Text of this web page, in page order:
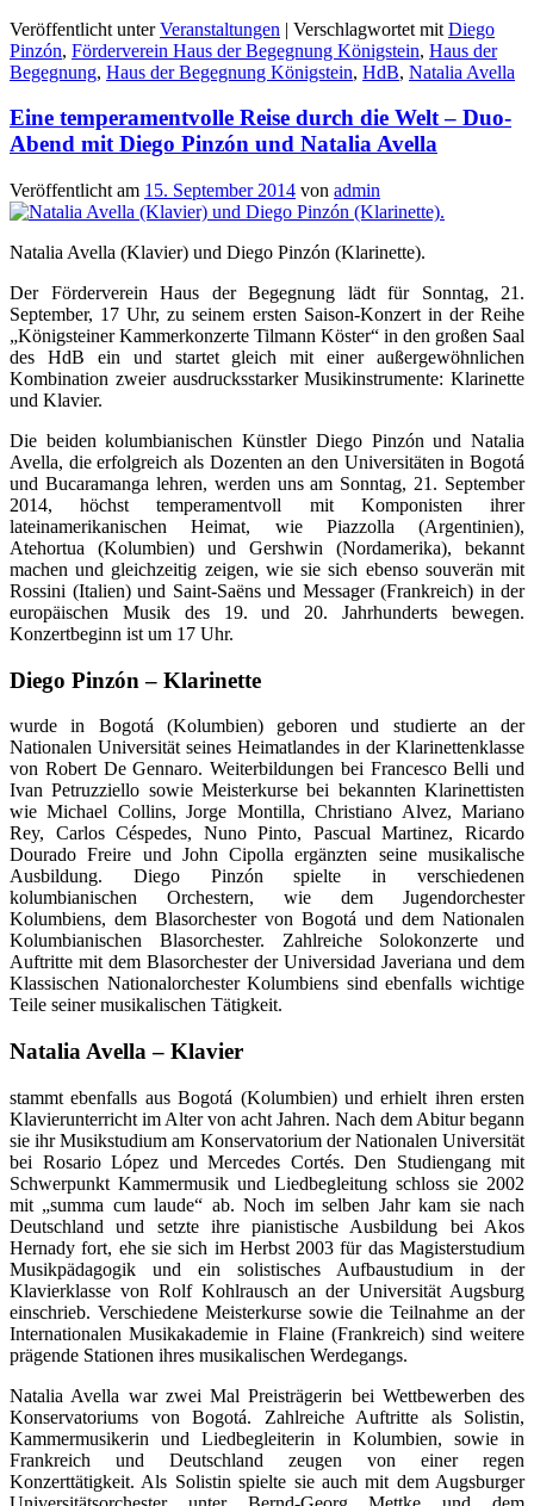
Veröffentlicht unter Veranstaltungen | Verschlagwortet mit Diego
Pinzón, Förderverein Haus der Begegnung Königstein, Haus der
Begegnung, Haus der Begegnung Königstein, HdB, Natalia Avella
Eine temperamentvolle Reise durch die Welt – Duo-
Abend mit Diego Pinzón und Natalia Avella
Veröffentlicht am 15. September 2014 von admin
Natalia Avella (Klavier) und Diego Pinzón (Klarinette).
Der Förderverein Haus der Begegnung lädt für Sonntag, 21.
September, 17 Uhr, zu seinem ersten Saison-Konzert in der Reihe
„Königsteiner Kammerkonzerte Tilmann Köster“ in den großen Saal
des HdB ein und startet gleich mit einer außergewöhnlichen
Kombination zweier ausdrucksstarker Musikinstrumente: Klarinette
und Klavier.
Die beiden kolumbianischen Künstler Diego Pinzón und Natalia
Avella, die erfolgreich als Dozenten an den Universitäten in Bogotá
und Bucaramanga lehren, werden uns am Sonntag, 21. September
2014, höchst temperamentvoll mit Komponisten ihrer
lateinamerikanischen Heimat, wie Piazzolla (Argentinien),
Atehortua (Kolumbien) und Gershwin (Nordamerika), bekannt
machen und gleichzeitig zeigen, wie sie sich ebenso souverän mit
Rossini (Italien) und Saint-Saëns und Messager (Frankreich) in der
europäischen Musik des 19. und 20. Jahrhunderts bewegen.
Konzertbeginn ist um 17 Uhr.
Diego Pinzón – Klarinette
wurde in Bogotá (Kolumbien) geboren und studierte an der
Nationalen Universität seines Heimatlandes in der Klarinettenklasse
von Robert De Gennaro. Weiterbildungen bei Francesco Belli und
Ivan Petruzziello sowie Meisterkurse bei bekannten Klarinettisten
wie Michael Collins, Jorge Montilla, Christiano Alvez, Mariano
Rey, Carlos Céspedes, Nuno Pinto, Pascual Martinez, Ricardo
Dourado Freire und John Cipolla ergänzten seine musikalische
Ausbildung. Diego Pinzón spielte in verschiedenen
kolumbianischen Orchestern, wie dem Jugendorchester
Kolumbiens, dem Blasorchester von Bogotá und dem Nationalen
Kolumbianischen Blasorchester. Zahlreiche Solokonzerte und
Auftritte mit dem Blasorchester der Universidad Javeriana und dem
Klassischen Nationalorchester Kolumbiens sind ebenfalls wichtige
Teile seiner musikalischen Tätigkeit.
Natalia Avella – Klavier
stammt ebenfalls aus Bogotá (Kolumbien) und erhielt ihren ersten
Klavierunterricht im Alter von acht Jahren. Nach dem Abitur begann
sie ihr Musikstudium am Konservatorium der Nationalen Universität
bei Rosario López und Mercedes Cortés. Den Studiengang mit
Schwerpunkt Kammermusik und Liedbegleitung schloss sie 2002
mit „summa cum laude“ ab. Noch im selben Jahr kam sie nach
Deutschland und setzte ihre pianistische Ausbildung bei Akos
Hernady fort, ehe sie sich im Herbst 2003 für das Magisterstudium
Musikpädagogik und ein solistisches Aufbaustudium in der
Klavierklasse von Rolf Kohlrausch an der Universität Augsburg
einschrieb. Verschiedene Meisterkurse sowie die Teilnahme an der
Internationalen Musikakademie in Flaine (Frankreich) sind weitere
prägende Stationen ihres musikalischen Werdegangs.
Natalia Avella war zwei Mal Preisträgerin bei Wettbewerben des
Konservatoriums von Bogotá. Zahlreiche Auftritte als Solistin,
Kammermusikerin und Liedbegleiterin in Kolumbien, sowie in
Frankreich und Deutschland zeugen von einer regen
Konzerttätigkeit. Als Solistin spielte sie auch mit dem Augsburger